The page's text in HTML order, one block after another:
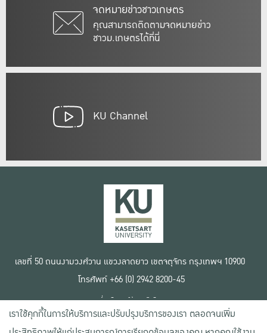
จดหมายข่าวชาวเกษตร
คุณสามารถติดตามจดหมายข่าว
ชาวม.เกษตรได้ที่นี่
KU Channel
เลขที่ 50 ถนนงามวงศ์วาน แขวงลาดยาว เขตจตุจักร กรุงเทพฯ 10900
โทรศัพท์ +66 (0) 2942 8200-45
เงื่อนไขการใช้งานเว็บไซต์
ข้อตกลงด้านสิทธิ์ใช้งาน
นโยบายความเป็นส่วนตัว
เราใช้คุกกี้ในการให้บริการและปรับปรุงบริการของเรา ตลอดจนเพิ่ม